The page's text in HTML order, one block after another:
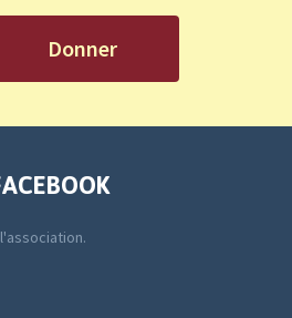
Donner